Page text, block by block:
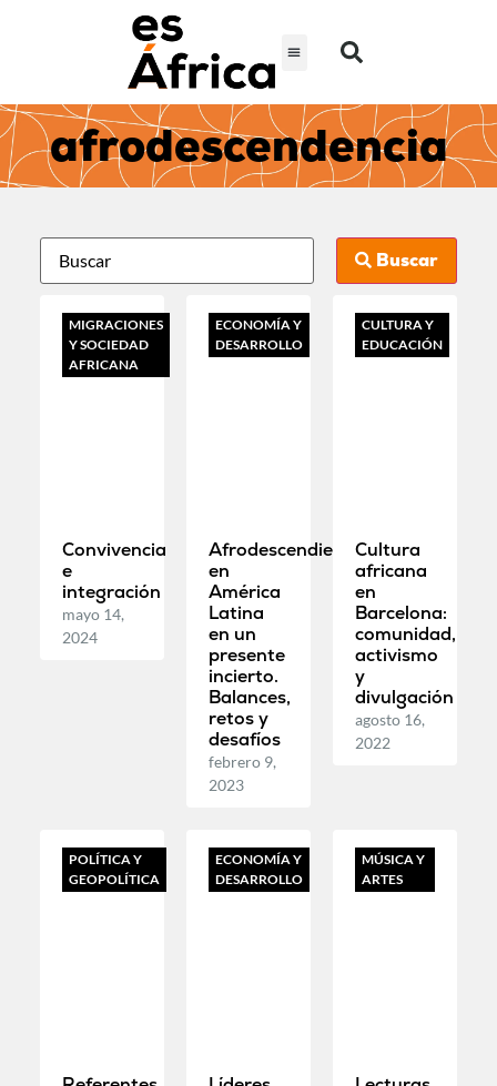
afrodescendencia
Buscar
MIGRACIONES
Y SOCIEDAD
AFRICANA
Convivencia
e
integración
mayo 14,
2024
ECONOMÍA Y
DESARROLLO
Afrodescendientes
en
América
Latina
en un
presente
incierto.
Balances,
retos y
desafíos
febrero 9,
2023
CULTURA Y
EDUCACIÓN
Cultura
africana
en
Barcelona:
comunidad,
activismo
y
divulgación
agosto 16,
2022
POLÍTICA Y
GEOPOLÍTICA
ECONOMÍA Y
DESARROLLO
MÚSICA Y
ARTES